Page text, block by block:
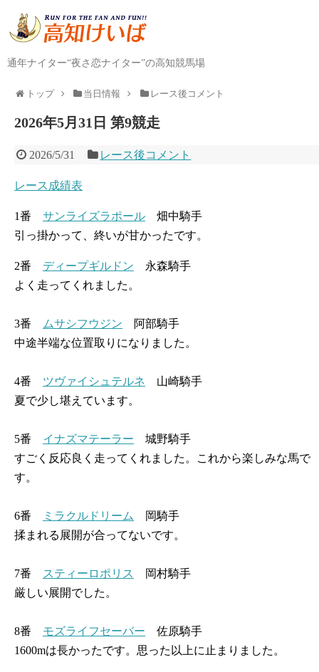
通年ナイター“夜さ恋ナイター”の高知競馬場
トップ 当日情報 レース後コメント
2026年5月31日 第9競走
2026/5/31 レース後コメント
レース成績表
1番 サンライズラポール 畑中騎手
引っ掛かって、終いが甘かったです。
2番 ディープギルドン 永森騎手
よく走ってくれました。
3番 ムサシフウジン 阿部騎手
中途半端な位置取りになりました。
4番 ツヴァイシュテルネ 山崎騎手
夏で少し堪えています。
5番 イナズマテーラー 城野騎手
すごく反応良く走ってくれました。これから楽しみな馬で
す。
6番 ミラクルドリーム
岡騎手
揉まれる展開が合ってないです。
7番 スティーロポリス
岡村騎手
厳しい展開でした。
8番 モズライフセーバー 佐原騎手
1600mは長かったです。思った以上に止まりました。